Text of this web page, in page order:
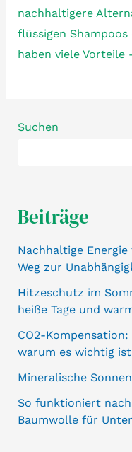
nachhaltigere
flüssigen
haben viele Vorteile
Suchen
Beiträge
Nachhaltige
Weg zur
Hitzeschutz im
heiße Tage und
CO2-
warum es wichtig ist
Mineralische
So funktioniert
Baumwolle für